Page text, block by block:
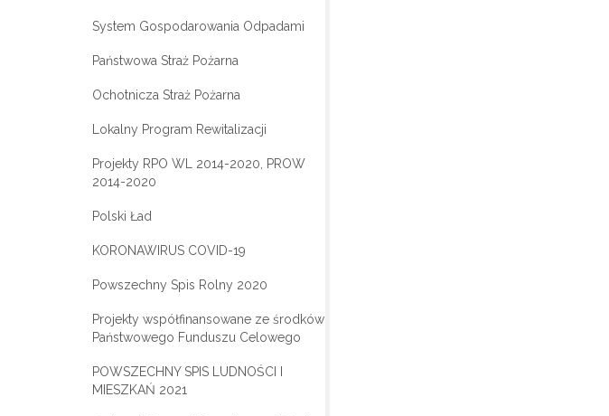
System Gospodarowania Odpadami
Państwowa Straż Pożarna
Ochotnicza Straż Pożarna
Lokalny Program Rewitalizacji
Projekty RPO WL 2014-2020, PROW
2014-2020
Polski Ład
KORONAWIRUS COVID-19
Powszechny Spis Rolny 2020
Projekty współfinansowane ze środków
Państwowego Funduszu Celowego
POWSZECHNY SPIS LUDNOŚCI I
MIESZKAŃ 2021